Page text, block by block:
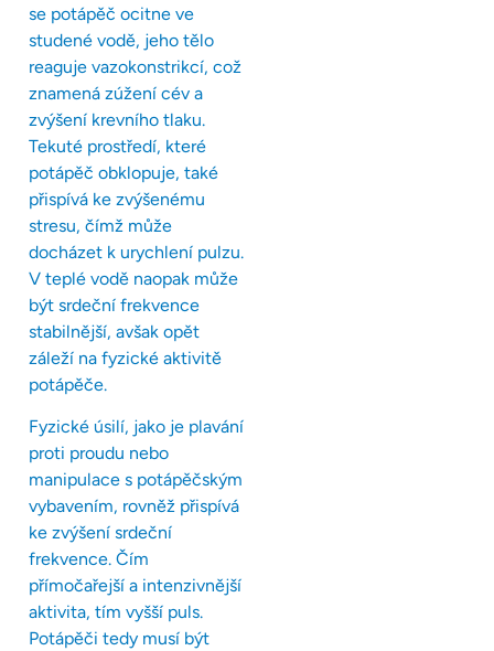
se potápěč ocitne ve
studené vodě, jeho tělo
reaguje vazokonstrikcí, což
znamená zúžení cév a
zvýšení krevního tlaku.
Tekuté prostředí, které
potápěč obklopuje, také
přispívá ke zvýšenému
stresu, čímž může
docházet k urychlení pulzu.
V teplé vodě naopak může
být srdeční frekvence
stabilnější, avšak opět
záleží na fyzické aktivitě
potápěče.
Fyzické úsilí, jako je plavání
proti proudu nebo
manipulace s potápěčským
vybavením, rovněž přispívá
ke zvýšení srdeční
frekvence. Čím
přímočařejší a intenzivnější
aktivita, tím vyšší puls.
Potápěči tedy musí být